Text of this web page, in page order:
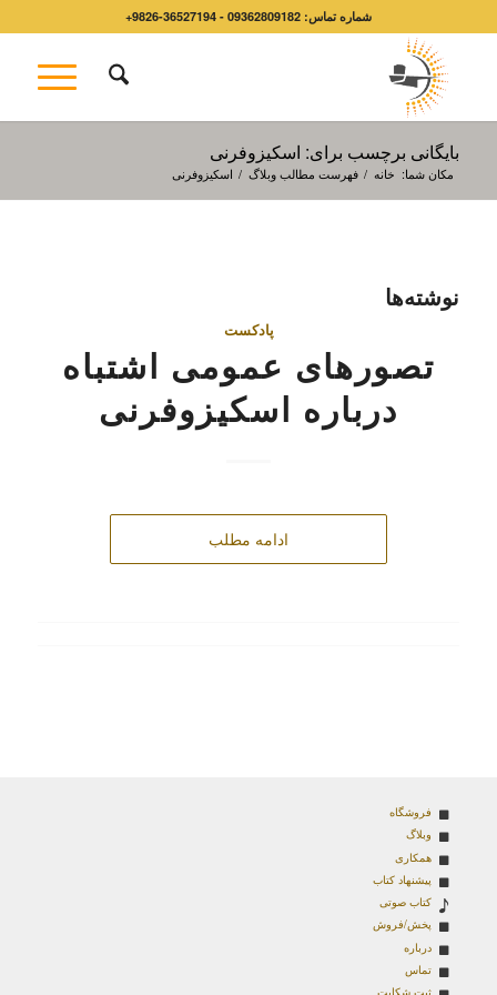
شماره تماس: 09362809182 - 36527194-9826+
بایگانی برچسب برای: اسکیزوفرنی
مکان شما: خانه / فهرست مطالب وبلاگ / اسکیزوفرنی
نوشته‌ها
پادکست
تصورهای عمومی اشتباه
درباره اسکیزوفرنی
ادامه مطلب
فروشگاه
وبلاگ
همکاری
پیشنهاد کتاب
کتاب صوتی
پخش/فروش
درباره
تماس